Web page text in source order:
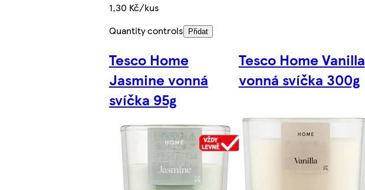
1,30 Kč/kus
Quantity controls
Přidat
Tesco Home
Jasmine vonná
svíčka 95g
Tesco Home Vanilla
vonná svíčka 300g